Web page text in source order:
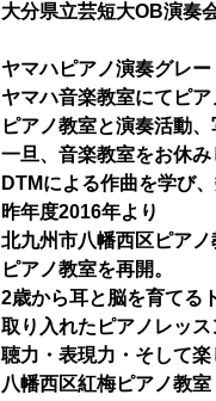
大分県立芸短大OB演奏
ヤマハピアノ演奏グレ
ヤマハ音楽教室にてピ
ピアノ教室と演奏活動
一旦、音楽教室をお休み
DTMによる作曲を学び
昨年度2016年より
北九州市八幡西区ピア
ピアノ教室を再開。
2歳から耳と脳を育てる
取り入れたピアノレッス
聴力・表現力・そして
八幡西区紅梅ピアノ教